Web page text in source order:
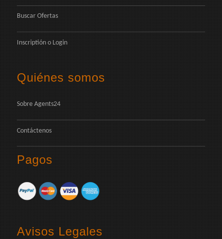
Buscar Ofertas
Inscriptión o Login
Quiénes somos
Sobre Agents24
Contáctenos
Pagos
Avisos Legales